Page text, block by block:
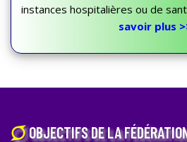
instances hospitalières ou de
savoir plus
OBJECTIFS DE LA